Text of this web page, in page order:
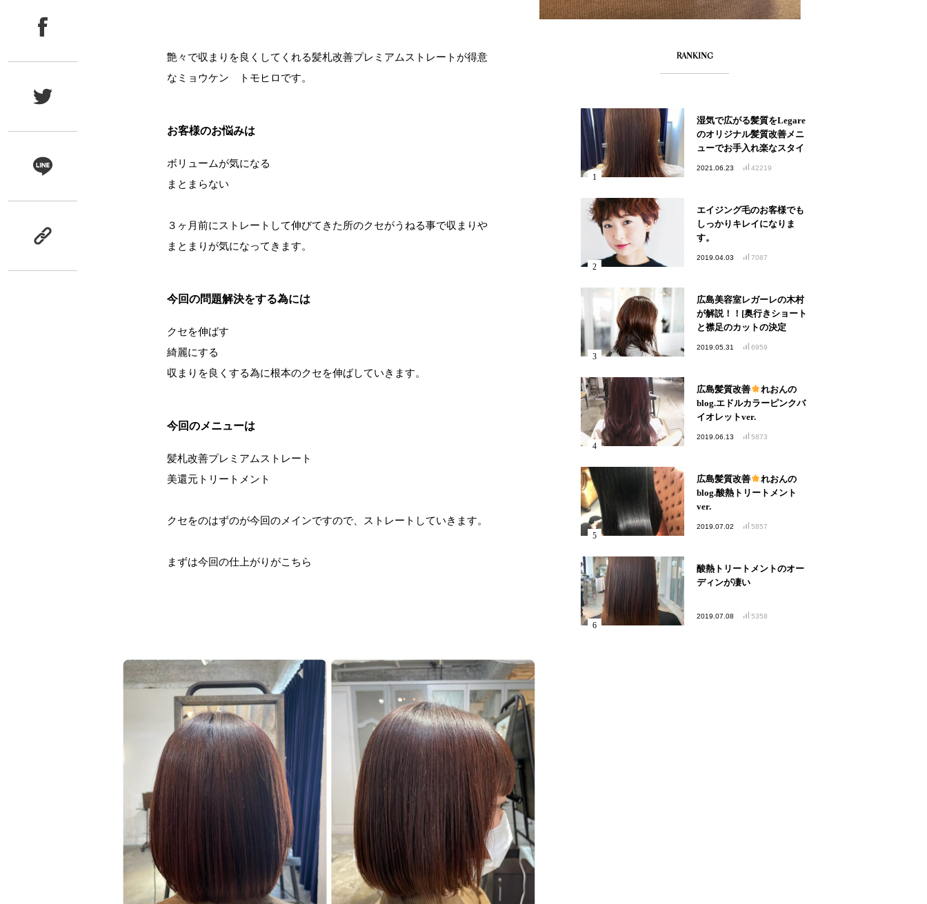
艶々で収まりを良くしてくれる髪札改善プレミアムストレートが得意
なミョウケン トモヒロです。
お客様のお悩みは
ボリュームが気になる
まとまらない
３ヶ月前にストレートして伸びてきた所のクセがうねる事で収まりや
まとまりが気になってきます。
今回の問題解決をする為には
クセを伸ばす
綺麗にする
収まりを良くする為に根本のクセを伸ばしていきます。
今回のメニューは
髪札改善プレミアムストレート
美還元トリートメント
クセをのはずのが今回のメインですので、ストレートしていきます。
まずは今回の仕上がりがこちら
RANKING
湿気で広がる髪質をLegare
のオリジナル髪質改善メニ
ューでお手入れ楽なスタイ
2021.06.23 42219
エイジング毛のお客様でも
しっかりキレイになりま
す。
2019.04.03 7087
広島美容室レガーレの木村
が解説！！[奥行きショート
と襟足のカットの決定
2019.05.31 6959
広島髪質改善
れおんの
blog.エドルカラーピンクバ
イオレットver.
2019.06.13 5873
広島髪質改善
れおんの
blog.酸熱トリートメント
ver.
2019.07.02 5857
酸熱トリートメントのオー
ディンが凄い
2019.07.08 5358